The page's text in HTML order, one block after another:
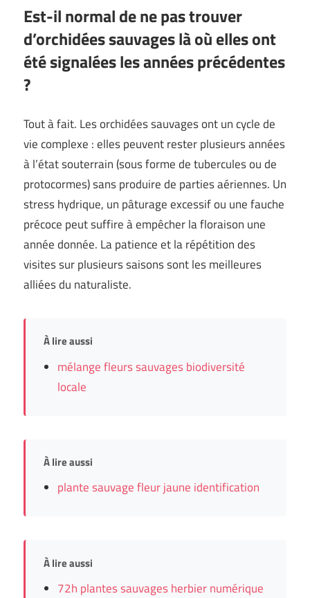
Est-il normal de ne pas trouver
d’orchidées sauvages là où elles ont
été signalées les années précédentes
?
Tout à fait. Les orchidées sauvages ont un cycle de
vie complexe : elles peuvent rester plusieurs années
à l’état souterrain (sous forme de tubercules ou de
protocormes) sans produire de parties aériennes. Un
stress hydrique, un pâturage excessif ou une fauche
précoce peut suffire à empêcher la floraison une
année donnée. La patience et la répétition des
visites sur plusieurs saisons sont les meilleures
alliées du naturaliste.
À lire aussi
mélange fleurs sauvages biodiversité
locale
À lire aussi
plante sauvage fleur jaune identification
À lire aussi
72h plantes sauvages herbier numérique